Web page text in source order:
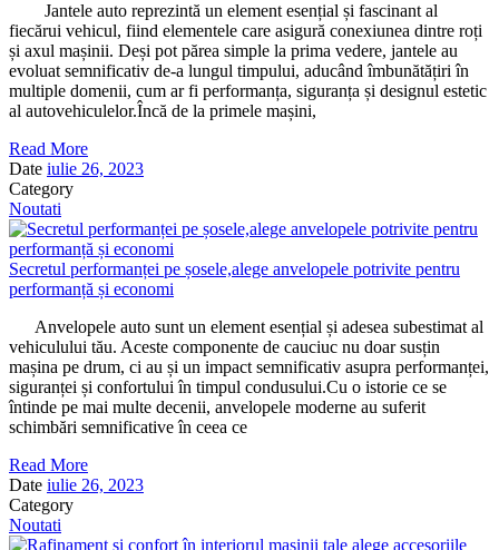
Jantele auto reprezintă un element esențial și fascinant al
fiecărui vehicul, fiind elementele care asigură conexiunea dintre roți
și axul mașinii. Deși pot părea simple la prima vedere, jantele au
evoluat semnificativ de-a lungul timpului, aducând îmbunătățiri în
multiple domenii, cum ar fi performanța, siguranța și designul estetic
al autovehiculelor.Încă de la primele mașini,
Read More
Date iulie 26, 2023
Category
Noutati
Secretul performanței pe șosele,alege anvelopele potrivite pentru
performanță și economi
Anvelopele auto sunt un element esențial și adesea subestimat al
vehiculului tău. Aceste componente de cauciuc nu doar susțin
mașina pe drum, ci au și un impact semnificativ asupra performanței,
siguranței și confortului în timpul condusului.Cu o istorie ce se
întinde pe mai multe decenii, anvelopele moderne au suferit
schimbări semnificative în ceea ce
Read More
Date iulie 26, 2023
Category
Noutati